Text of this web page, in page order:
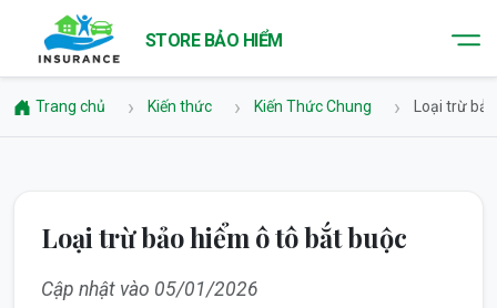
STORE BẢO HIỂM
Trang chủ Kiến thức Kiến Thức Chung Loại trừ
Loại trừ bảo hiểm ô tô bắt buộc
Cập nhật vào 05/01/2026